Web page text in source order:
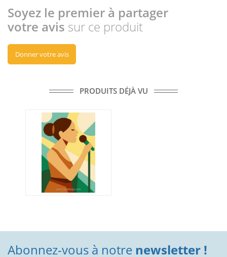
Soyez le premier à partager
votre avis sur ce produit
Donner votre avis
PRODUITS DÉJÀ VU
Abonnez-vous à notre newsletter !